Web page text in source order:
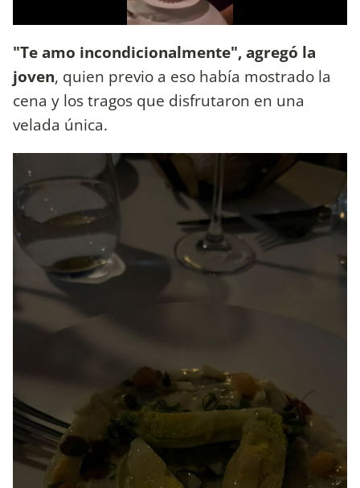
"Te amo incondicionalmente", agregó la
joven, quien previo a eso había mostrado la
cena y los tragos que disfrutaron en una
velada única.